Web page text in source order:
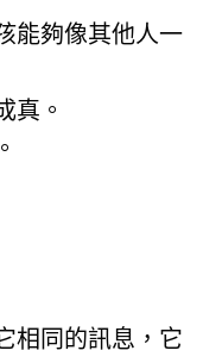
能夠像其他人一
真。
。
相同的訊息，它